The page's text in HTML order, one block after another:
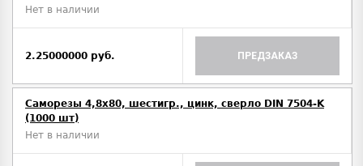
Нет в наличии
2.25000000 руб. ПРЕДЗАКАЗ
Саморезы 4,8х80, шестигр., цинк, сверло DIN 7504-K
(1000 шт)
Нет в наличии